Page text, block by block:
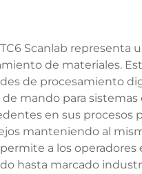
Scanlab representa
de materiales.
de procesamiento
mando para
en sus procesos
manteniendo al
a los operadores
hasta marcado